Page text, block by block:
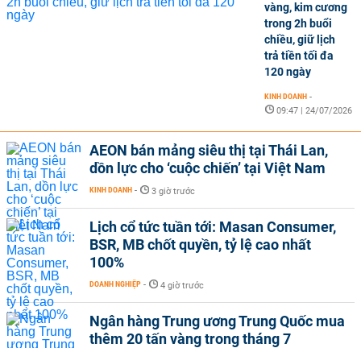
vàng, kim cương
trong 2h buổi
chiều, giữ lịch
trả tiền tối đa
120 ngày
KINH DOANH -
09:47 | 24/07/2026
AEON bán mảng siêu thị tại Thái Lan,
dồn lực cho ‘cuộc chiến’ tại Việt Nam
KINH DOANH - 3 giờ trước
Lịch cổ tức tuần tới: Masan Consumer,
BSR, MB chốt quyền, tỷ lệ cao nhất
100%
DOANH NGHIỆP - 4 giờ trước
Ngân hàng Trung ương Trung Quốc mua
thêm 20 tấn vàng trong tháng 7